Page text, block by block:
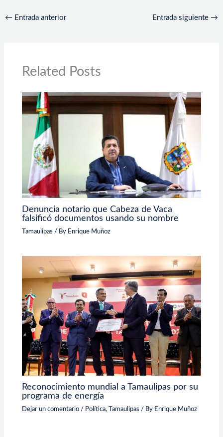
← Entrada anterior Entrada siguiente →
Related Posts
Denuncia notario que Cabeza de Vaca
falsificó documentos usando su nombre
Tamaulipas / By Enrique Muñoz
Reconocimiento mundial a Tamaulipas por su
programa de energía
Dejar un comentario / Política, Tamaulipas / By Enrique Muñoz